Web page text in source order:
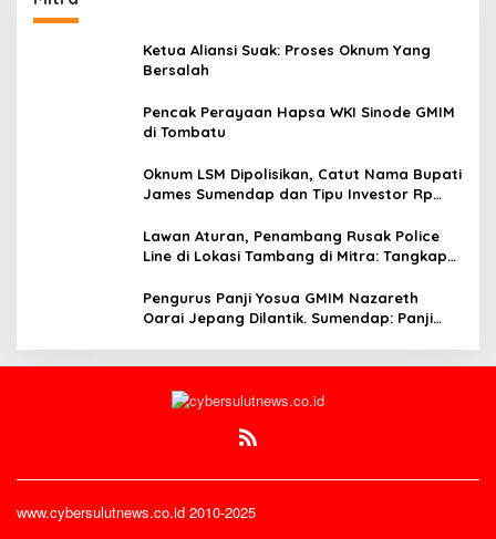
Ketua Aliansi Suak: Proses Oknum Yang
Bersalah
Pencak Perayaan Hapsa WKI Sinode GMIM
di Tombatu
Oknum LSM Dipolisikan, Catut Nama Bupati
James Sumendap dan Tipu Investor Rp
Lawan Aturan, Penambang Rusak Police
Line di Lokasi Tambang di Mitra: Tangkap
Pengurus Panji Yosua GMIM Nazareth
Oarai Jepang Dilantik. Sumendap: Panji
www.cybersulutnews.co.id 2010-2025